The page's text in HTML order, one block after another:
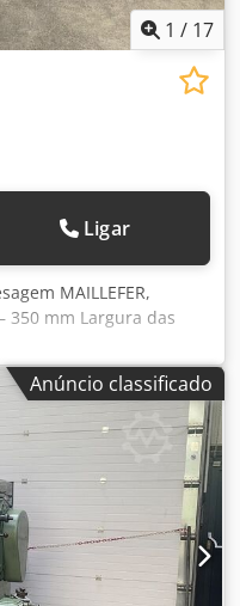
1 / 17
Ligar
MAILLEFER,
350 mm Largura das
motor: 2,5 CV Avanços:
do furo: de 15 a 160
Fornecida com
(C x L x A): 1400 x
Peso: aprox. 700 kg
Anúncio classificado